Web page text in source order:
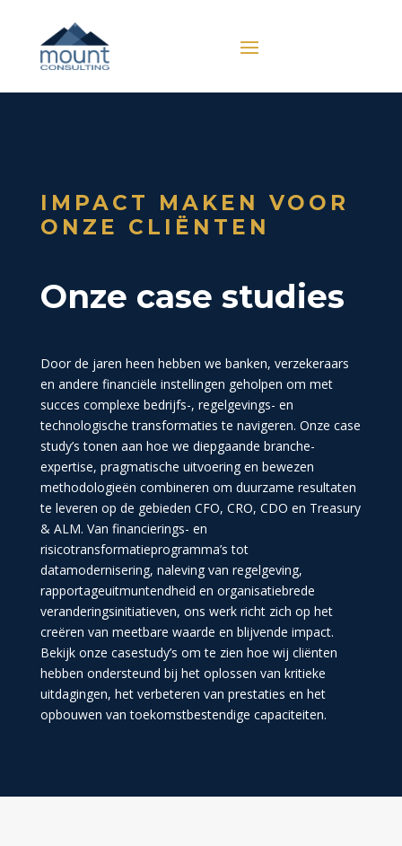
IMPACT MAKEN VOOR
ONZE CLIËNTEN
Onze case studies
Door de jaren heen hebben we banken, verzekeraars
en andere financiële instellingen geholpen om met
succes complexe bedrijfs-, regelgevings- en
technologische transformaties te navigeren. Onze case
study’s tonen aan hoe we diepgaande branche-
expertise, pragmatische uitvoering en bewezen
methodologieën combineren om duurzame resultaten
te leveren op de gebieden CFO, CRO, CDO en Treasury
& ALM. Van financierings- en
risicotransformatieprogramma’s tot
datamodernisering, naleving van regelgeving,
rapportageuitmuntendheid en organisatiebrede
veranderingsinitiatieven, ons werk richt zich op het
creëren van meetbare waarde en blijvende impact.
Bekijk onze casestudy’s om te zien hoe wij cliënten
hebben ondersteund bij het oplossen van kritieke
uitdagingen, het verbeteren van prestaties en het
opbouwen van toekomstbestendige capaciteiten.